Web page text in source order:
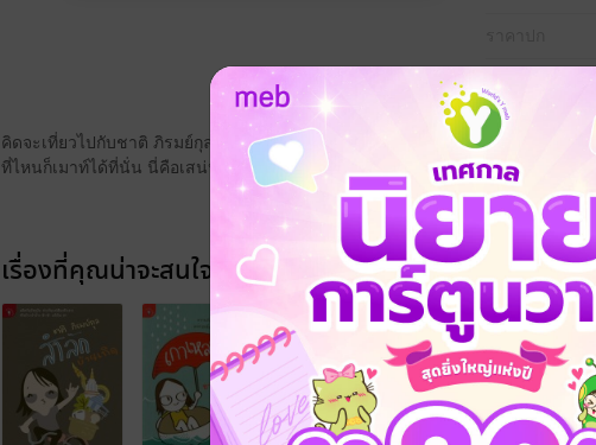
คิดจะเที่ยวไปกับชาติ ภิรมย์กุลได้เจอแน่ๆ “ความอิ่ม” กับ “ความสนุก” เพราะเขาจ
ที่ไหนก็เมาท์ได้ที่นั่น นี่คือเสน่ห์ที่อยากชวนให้คุณจุกไปด้วยกัน
เรื่องที่คุณน่าจะสนใจ